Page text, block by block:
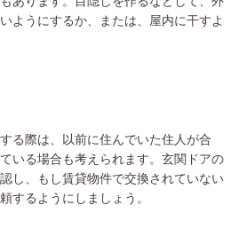
ようにするか、または、屋内に干すよ
る際は、以前に住んでいた住人が合
いる場合も考えられます。玄関ドアの
し、もし賃貸物件で交換されていない
するようにしましょう。